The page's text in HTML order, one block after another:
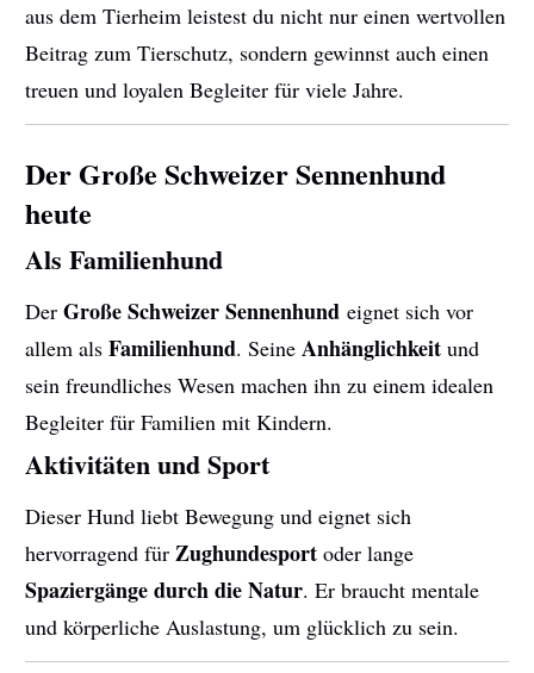
aus dem Tierheim leistest du nicht nur einen wertvollen
Beitrag zum Tierschutz, sondern gewinnst auch einen
treuen und loyalen Begleiter für viele Jahre.
Der Große Schweizer Sennenhund
heute
Als Familienhund
Der Große Schweizer Sennenhund eignet sich vor
allem als Familienhund. Seine Anhänglichkeit und
sein freundliches Wesen machen ihn zu einem idealen
Begleiter für Familien mit Kindern.
Aktivitäten und Sport
Dieser Hund liebt Bewegung und eignet sich
hervorragend für Zughundesport oder lange
Spaziergänge durch die Natur. Er braucht mentale
und körperliche Auslastung, um glücklich zu sein.